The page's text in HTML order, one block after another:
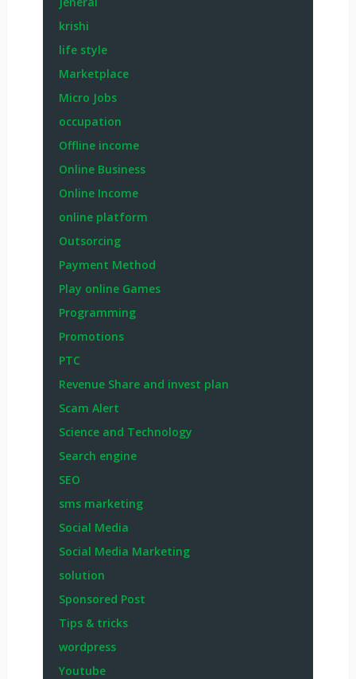
krishi
life style
Marketplace
Micro Jobs
occupation
Offline income
Online Business
Online Income
online platform
Outsorcing
Payment Method
Play online Games
Programming
Promotions
PTC
Revenue Share and invest plan
Scam Alert
Science and Technology
Search engine
SEO
sms marketing
Social Media
Social Media Marketing
solution
Sponsored Post
Tips & tricks
wordpress
Youtube